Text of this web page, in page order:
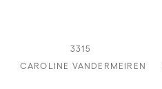
3315
CAROLINE VANDERMEIREN